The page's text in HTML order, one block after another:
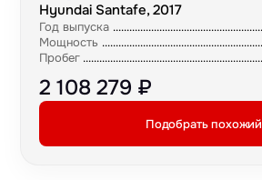
Hyundai Santafe, 2017
Год выпуска
Мощность
Пробег
2 108 279 ₽
Подобрать похожий